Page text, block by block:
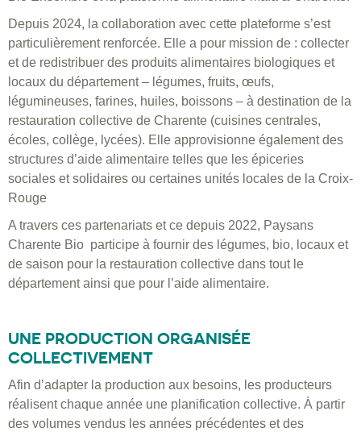
Depuis 2024, la collaboration avec cette plateforme s’est
particulièrement renforcée. Elle a pour mission de : collecter
et de redistribuer des produits alimentaires biologiques et
locaux du département – légumes, fruits, œufs,
légumineuses, farines, huiles, boissons – à destination de la
restauration collective de Charente (cuisines centrales,
écoles, collège, lycées). Elle approvisionne également des
structures d’aide alimentaire telles que les épiceries
sociales et solidaires ou certaines unités locales de la Croix-
Rouge
A travers ces partenariats et ce depuis 2022, Paysans
Charente Bio participe à fournir des légumes, bio, locaux et
de saison pour la restauration collective dans tout le
département ainsi que pour l’aide alimentaire.
UNE PRODUCTION ORGANISÉE
COLLECTIVEMENT
Afin d’adapter la production aux besoins, les producteurs
réalisent chaque année une planification collective. À partir
des volumes vendus les années précédentes et des